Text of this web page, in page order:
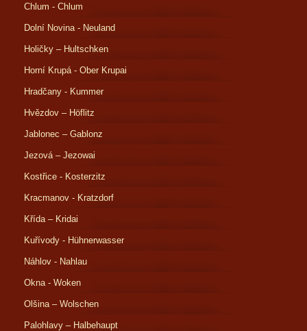
Chlum - Chlum
Dolní Novina - Neuland
Holičky – Hultschken
Horní Krupá - Ober Krupai
Hradčany - Kummer
Hvězdov – Höflitz
Jablonec – Gablonz
Jezová – Jezowai
Kostřice - Kosterzitz
Kracmanov - Kratzdorf
Křída – Kridai
Kuřívody - Hühnerwasser
Náhlov - Nahlau
Okna - Woken
Olšina – Wolschen
Palohlavy – Halbehaupt